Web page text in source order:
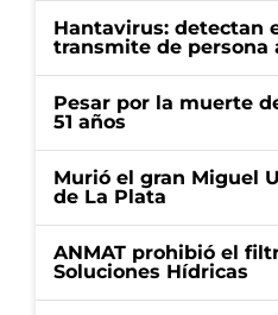
Hantavirus: detectan
transmite de persona
Pesar por la muerte
51 años
Murió el gran Miguel
de La Plata
ANMAT prohibió el
Soluciones Hídricas